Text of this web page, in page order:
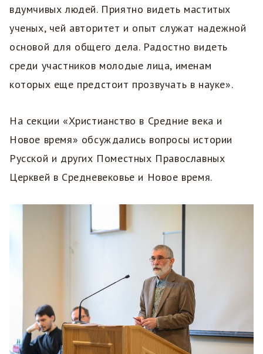
вдумчивых людей. Приятно видеть маститых
ученых, чей авторитет и опыт служат надежной
основой для общего дела. Радостно видеть
среди участников молодые лица, именам
которых еще предстоит прозвучать в науке».
На секции «Христианство в Средние века и
Новое время» обсуждались вопросы истории
Русской и других Поместных Православных
Церквей в Средневековье и Новое время.